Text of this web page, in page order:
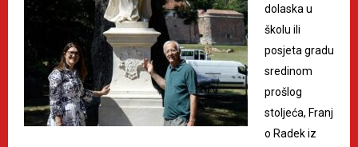
dolaska u
školu ili
posjeta gradu
sredinom
prošlog
stoljeća, Franj
o Radek iz